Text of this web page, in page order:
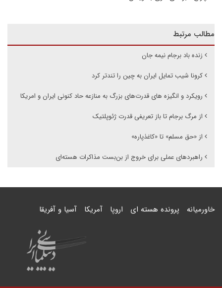
مطالب مرتبط
زنده باد برجام نیمه جان
کرونا شیب تمایل ایران به چین را تندتر کرد
رویکرد و انگیزه های قدرت‌های بزرگ به منازعه حاد کنونی ایران و امریکا
از مرگ برجام تا باز تعریفی قدرت ژئوپلتیک
از «حق مسلم» تا «کاغذپاره»
راهبردهای عملی برای خروج از بن‌بست مذاکرات هسته‌ای
خاورمیانه پرونده هسته ای اروپا آمریکا آسیا و آفریقا